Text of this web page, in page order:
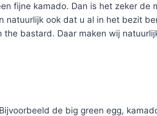
fijne kamado. Dan is het zeker de
natuurlijk ook dat u al in het bezit
bastard. Daar maken wij
de big green egg,